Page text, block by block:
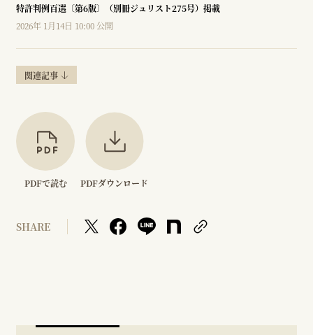
特許判例百選〔第6版〕（別冊ジュリスト275号）掲載
2026年 1月14日 10:00 公開
関連記事
PDFで読む PDFダウンロード
SHARE